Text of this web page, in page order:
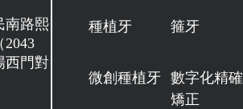
南路熙
西門對
種植牙 箍牙
微創種植牙 數字化精確
矯正